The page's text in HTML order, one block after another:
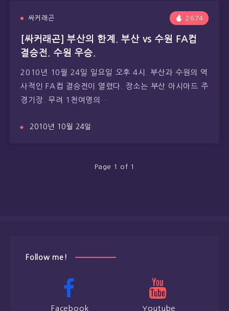
싸커래곤 2674
[싸커래곤] 부산의 한계. 부산 vs 수원 FA컵
결승전. 수원 우승.
2010년 10월 24일 일요일 오후 4시. 부산과 수원의 역
사적인 FA컵 결승전이 열렸다. 장소는 부산 아시아드 주
경기장. 무려 1천여명의…
2010년 10월 24일
Page 1 of 1
Follow me!
Facebook Youtube